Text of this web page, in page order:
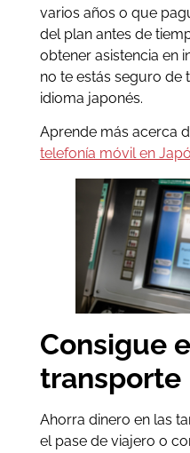
varios años o que
del plan antes de
obtener asistencia en
no te estás seguro de
idioma japonés.
Aprende más acerca
telefonía móvil en
Consigue
transporte
Ahorra dinero en las
el pase de viajero o